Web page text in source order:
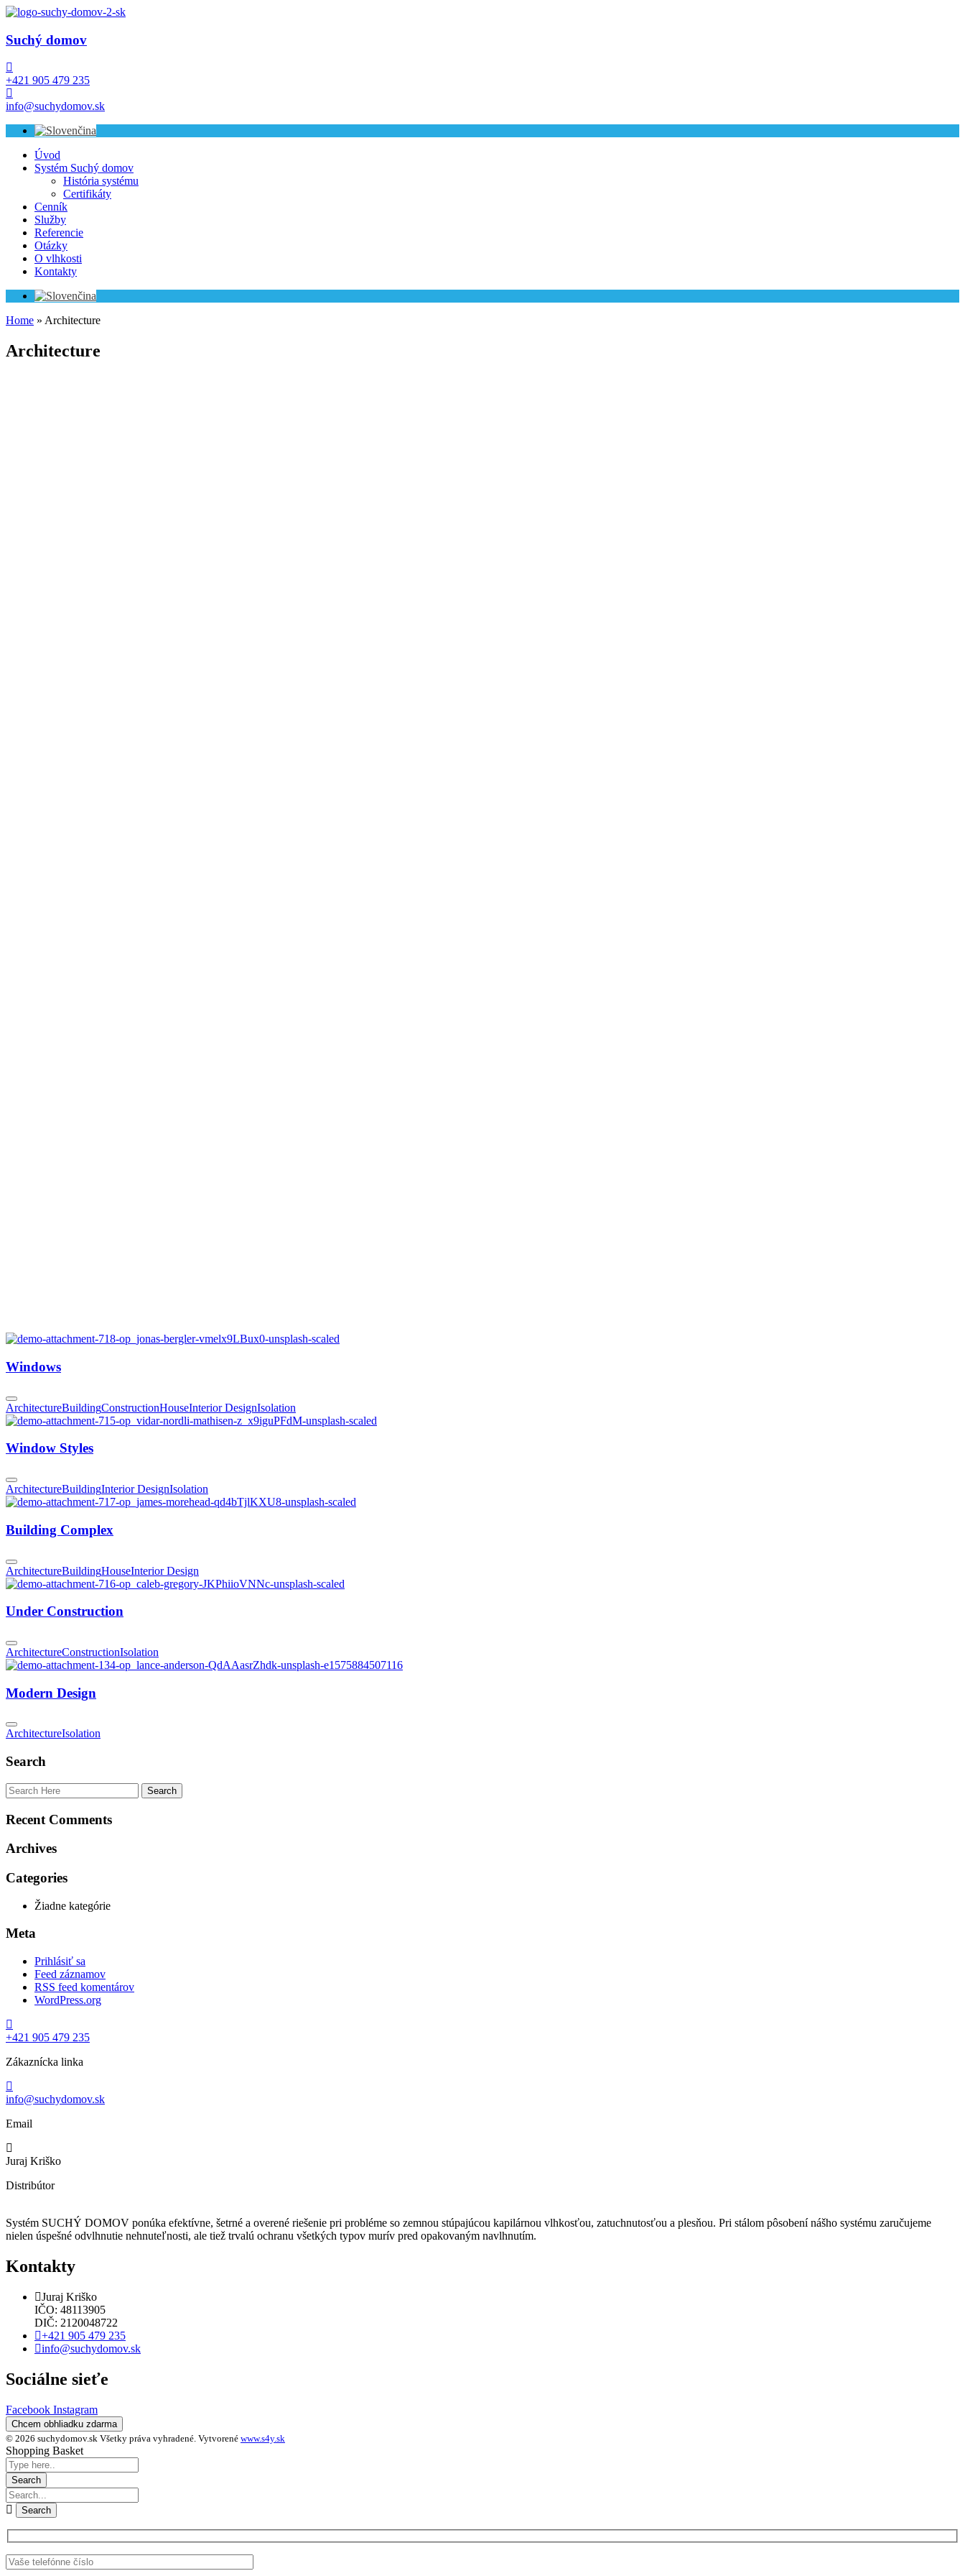
Suchý domov
+421 905 479 235
info@suchydomov.sk
Úvod
Systém Suchý domov
História systému
Certifikáty
Cenník
Služby
Referencie
Otázky
O vlhkosti
Kontakty
Home » Architecture
Architecture
Windows
ArchitectureBuildingConstructionHouseInterior DesignIsolation
Window Styles
ArchitectureBuildingInterior DesignIsolation
Building Complex
ArchitectureBuildingHouseInterior Design
Under Construction
ArchitectureConstructionIsolation
Modern Design
ArchitectureIsolation
Search
Recent Comments
Archives
Categories
Žiadne kategórie
Meta
Prihlásiť sa
Feed záznamov
RSS feed komentárov
WordPress.org
+421 905 479 235
Zákaznícka linka
info@suchydomov.sk
Email
Juraj Kriško
Distribútor
Systém SUCHÝ DOMOV ponúka efektívne, šetrné a overené riešenie pri probléme so zemnou stúpajúcou kapilárnou vlhkosťou, zatuchnutosťou a plesňou. Pri stálom pôsobení nášho systému zaručujeme
nielen úspešné odvlhnutie nehnuteľnosti, ale tiež trvalú ochranu všetkých typov murív pred opakovaným navlhnutím.
Kontakty
Juraj Kriško
IČO: 48113905
DIČ: 2120048722
+421 905 479 235
info@suchydomov.sk
Sociálne sieťe
Facebook Instagram
Chcem obhliadku zdarma
© 2026 suchydomov.sk Všetky práva vyhradené. Vytvorené www.s4y.sk
Shopping Basket